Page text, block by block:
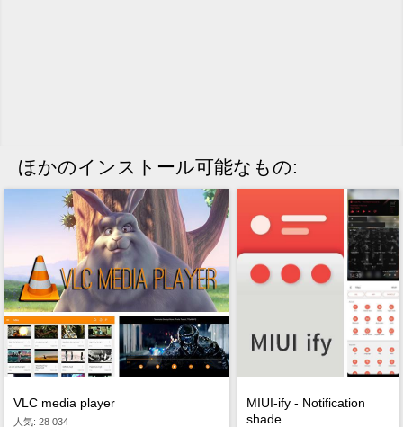
ほかのインストール可能なもの:
VLC media player
人気: 28 034
MIUI-ify - Notification
shade